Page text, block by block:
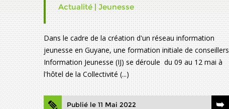
Actualité | Jeunesse
Dans le cadre de la création d'un réseau information
jeunesse en Guyane, une formation initiale de conseillers
Information Jeunesse (IJ) se déroule du 09 au 12 mai à
l'hôtel de la Collectivité (...)
Publié le 11 Mai 2022